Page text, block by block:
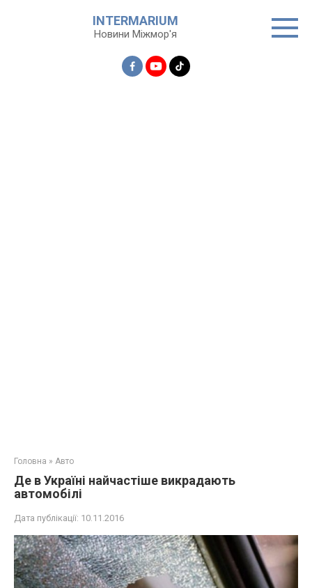
INTERMARIUM
Новини Міжмор'я
Головна » Авто
Де в Україні найчастіше викрадають
автомобілі
Дата публікації: 10.11.2016